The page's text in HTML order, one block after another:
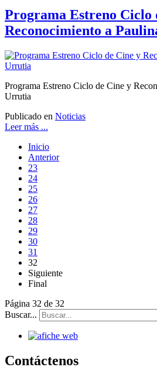
Programa Estreno Ciclo
Reconocimiento a
Programa Estreno Ciclo de Cine y
Urrutia
Publicado en Noticias
Leer más ...
Inicio
Anterior
23
24
25
26
27
28
29
30
31
32
Siguiente
Final
Página 32 de 32
Buscar...
Contáctenos